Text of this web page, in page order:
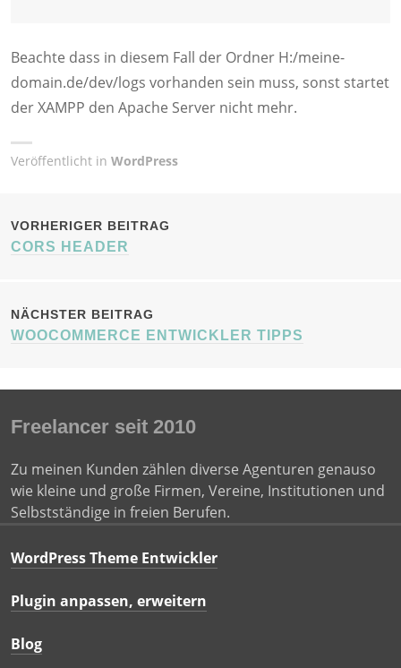
Beachte dass in diesem Fall der Ordner H:/meine-
domain.de/dev/logs vorhanden sein muss, sonst startet
der XAMPP den Apache Server nicht mehr.
Veröffentlicht in WordPress
BEITRAGSNAVIGATION
VORHERIGER BEITRAG
CORS HEADER
NÄCHSTER BEITRAG
WOOCOMMERCE ENTWICKLER TIPPS
Freelancer seit 2010
Zu meinen Kunden zählen diverse Agenturen genauso
wie kleine und große Firmen, Vereine, Institutionen und
Selbstständige in freien Berufen.
WordPress Theme Entwickler
Plugin anpassen, erweitern
Blog